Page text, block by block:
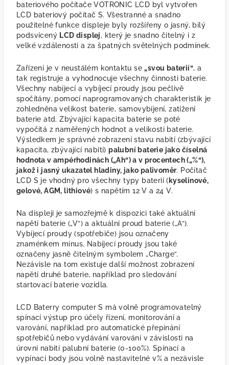
bateriového počítače VOTRONIC LCD byl vytvořen
LCD bateriový počítač S. Všestranné a snadno
použitelné funkce displeje byly rozšířeny o jasný, bílý
podsvícený LCD displej, který je snadno čitelný i z
velké vzdálenosti a za špatných světelných podmínek.
Zařízení je v neustálém kontaktu se„svou baterií“, a
tak registruje a vyhodnocuje všechny činnosti baterie.
Všechny nabíjecí a vybíjecí proudy jsou pečlivě
spočítány, pomocí naprogramovaných charakteristik je
zohledněna velikost baterie, samovybíjení, zatížení
baterie atd. Zbývající kapacita baterie se poté
vypočítá z naměřených hodnot a velikosti baterie.
Výsledkem je správné zobrazení stavu nabití (zbývající
kapacita, zbývající nabití)palubní baterie jako číselná
hodnota v ampérhodinách („Ah“) a v procentech („%“),
jakož i jasný ukazatel hladiny, jako palivoměr. Počítač
LCD S je vhodný pro všechny typy baterií (kyselinové,
gelové, AGM, lithiové) s napětím 12 V a 24 V.
Na displeji je samozřejmě k dispozici také aktuální
napětí baterie („V“) a aktuální proud baterie („A“).
Vybíjecí proudy (spotřebiče) jsou označeny
znaménkem minus. Nabíjecí proudy jsou také
označeny jasně čitelným symbolem „Charge“.
Nezávisle na tom existuje další možnost zobrazení
napětí druhé baterie, například pro sledování
startovací baterie vozidla.
LCD Baterry computer S má volně programovatelný
spínací výstup pro účely řízení, monitorování a
varování, například pro automatické přepínání
spotřebičů nebo vydávání varování v závislosti na
úrovni nabití palubní baterie (0-100%). Spínací a
vypínací body jsou volně nastavitelné v% a nezávisle